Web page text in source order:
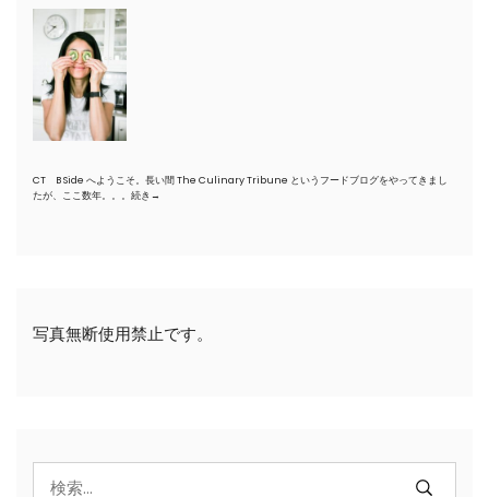
CT B Side へようこそ。長い間 The Culinary Tribune というフードブログをやってきまし
たが、ここ数年。。。 続き→
写真無断使用禁止です。